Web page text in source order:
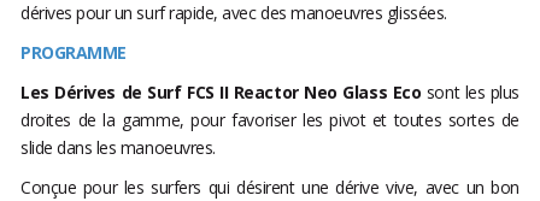
dérives pour un surf rapide, avec des manoeuvres glissées.
PROGRAMME
Les Dérives de Surf FCS II Reactor Neo Glass Eco sont les plus
droites de la gamme, pour favoriser les pivot et toutes sortes de
slide dans les manoeuvres.
Conçue pour les surfers qui désirent une dérive vive, avec un bon